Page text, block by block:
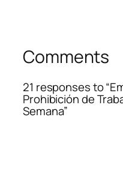
Comments
21 responses to
Prohibición de
Semana”